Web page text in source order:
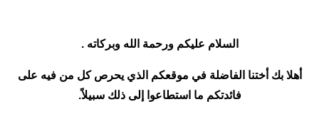
السلام عليكم ورحمة الله وبركاته .
أهلا بك أختنا الفاضلة في موقعكم الذي يحرص كل من فيه على
فائدتكم ما استطاعوا إلى ذلك سبيلاً.